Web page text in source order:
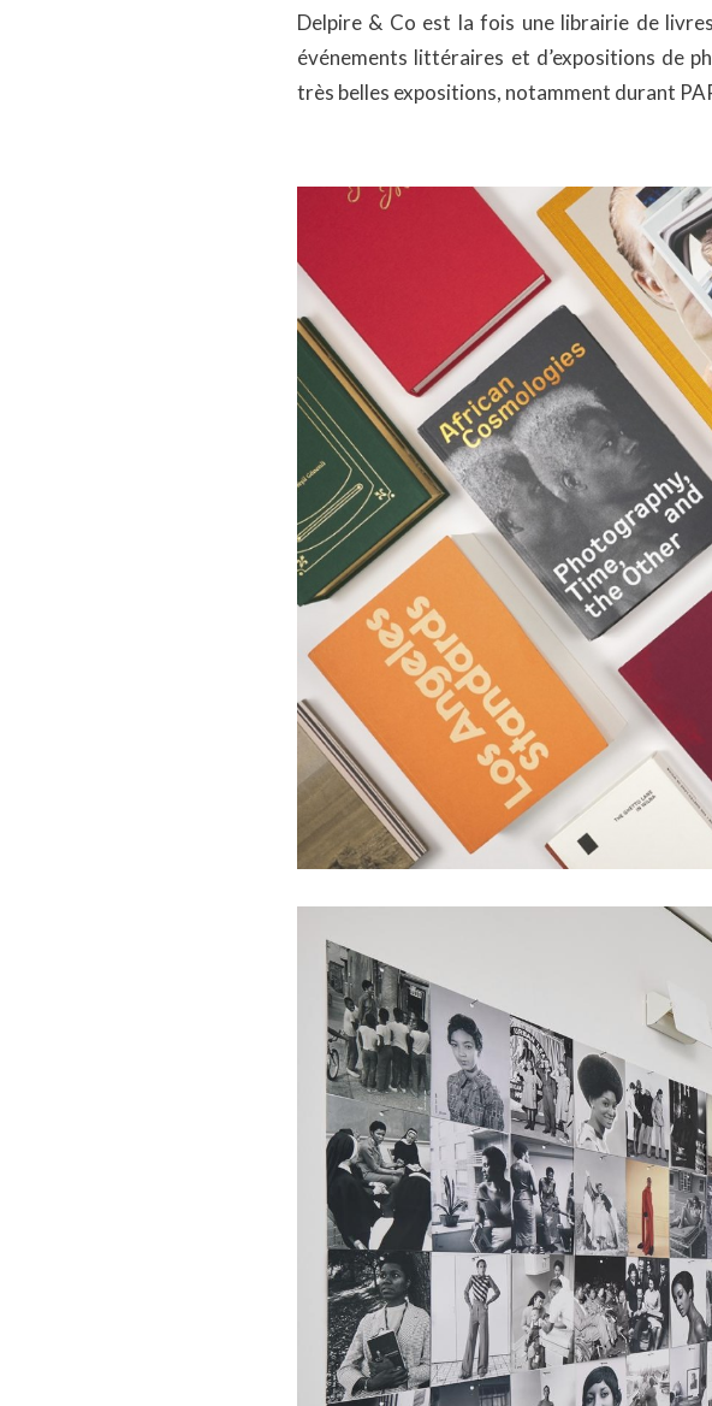
Delpire & Co est la fois une librairie de
événements littéraires et d’expositions de
très belles expositions, notamment durant